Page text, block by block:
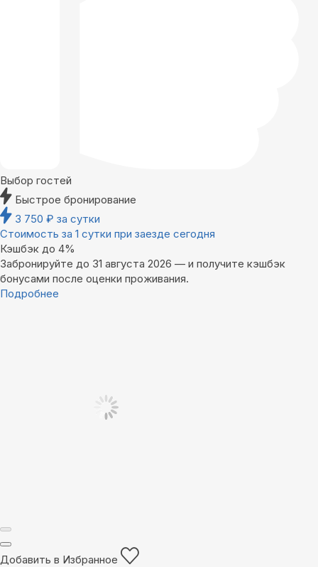
Выбор гостей
Быстрое бронирование
3 750 ₽ за сутки
Стоимость за 1 сутки при заезде сегодня
Кэшбэк до 4%
Забронируйте до 31 августа 2026 — и получите кэшбэк
бонусами после оценки проживания.
Подробнее
Добавить в Избранное